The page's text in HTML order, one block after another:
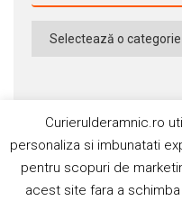
Categorii
Curierulderamnic.ro
personaliza si imbunatati
pentru scopuri de
acest site fara a